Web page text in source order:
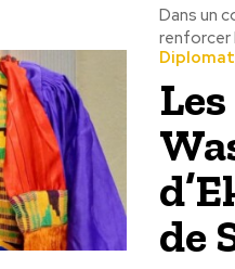
Dans un
renforcer
de